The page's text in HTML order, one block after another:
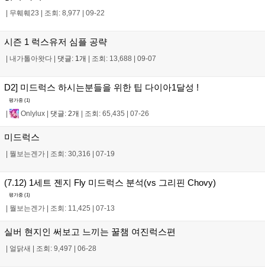
무훼훼23 조회: 8,977 09-22
시즌 1 럭스유저 심플 공략
내가톨아왓다 댓글: 1개 조회: 13,688 09-07
D2] 미드럭스 하시는분들을 위한 팁 다이아1달성 !
평가중 (1)
| Onlylux | 댓글: 2개 | 조회: 65,435 | 07-26
미드럭스
| 뭘보는겐가 | 조회: 30,316 | 07-19
(7.12) 1세트 젠지 Fly 미드럭스 분석(vs 그리핀 Chovy)
평가중 (1)
뭘보는겐가 조회: 11,425 07-13
실버 현지인 써보고 느끼는 꿀챔 여진럭스편
얼닭새 조회: 9,497 06-28